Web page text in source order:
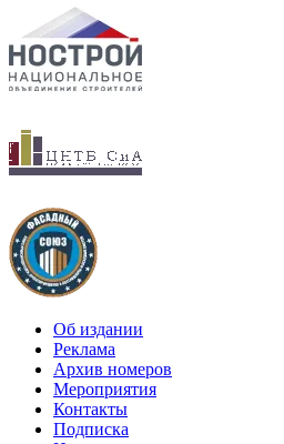
Об издании
Реклама
Архив номеров
Мероприятия
Контакты
Подписка